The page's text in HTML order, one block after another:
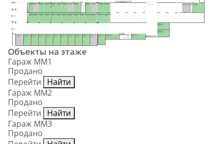
Тамбуршлюз
Тамбур-шлюз
Тамбур-шлюз
MM80
29.5 м²
MM81
15.0 м²
MM82
15.0 м²
MM83
15.5 м²
MM84
MM85
MM86
15.5 м²
MM87
18.6 м²
MM88
15.9 м²
MM89
15.9 м²
MM90
15.9 м²
MM91
15.9 м²
MM92
15.9 м²
MM93
15.9 м²
MM94
15.9 м²
MM95
15.5 м²
MM96
15.9 м²
MM97
15.9 м²
MM98
15.9 м²
MM99
15.9 м²
MM100
15.9 м²
MM101
15.9 м²
MM102
15.9 м²
MM103
15.9 м²
MM104
15.9 м²
MM105
15.9 м²
MM106
15.9 м²
MM107 MM108 MM109
15.5 м²
MM110
21.0 м²
MM111
21.0 м²
MM112
22.9 м²
MM113
22.9 м²
MM114
19.8 м²
MM115
MM116
21.6 м²
MM117
21.6 м²
MM118
21.6 м²
MM119
21.6 м²
MM120
21.6 м²
MM121
21.6 м²
MM122
21.6 м²
MM123
21.6 м²
MM124
21.6 м²
MM125
23.4 м²
Объекты на этаже
Гараж ММ1
Продано
Перейти
Найти
Гараж ММ2
Продано
Перейти
Найти
Гараж ММ3
Продано